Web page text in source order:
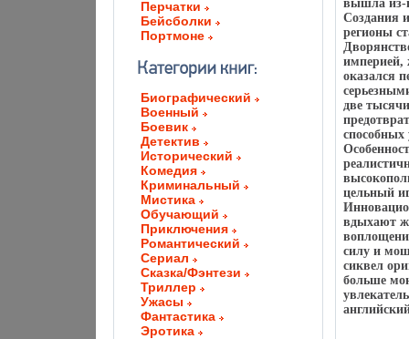
Перчатки
Бейсболки
Портмоне
Биографический
Военный
Боевик
Детектив
Исторический
Комедия
Криминальный
Мистика
Обучающий
Приключения
Романтический
Сериал
Сказка/Фэнтези
Триллер
Ужасы
Фантастика
Эротика
вышла из-
Создания
регионы
империей,
оказался
две
способных
цельный
вдыхают
силу и
сиквел
больше